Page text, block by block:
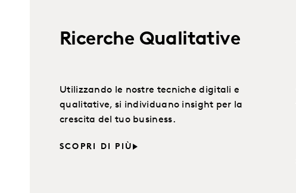
Ricerche Qualitative
Utilizzando le nostre tecniche digitali e
qualitative, si individuano insight per la
crescita del tuo business.
SCOPRI DI PIÙ